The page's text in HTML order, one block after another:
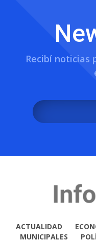
Recibí noticias
ACTUALIDAD
MUNICIPALES